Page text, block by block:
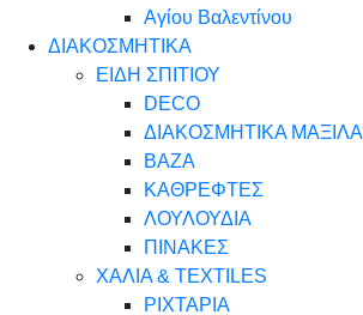
Αγίου Βαλεντίνου
ΔΙΑΚΟΣΜΗΤΙΚΑ
ΕΙΔΗ ΣΠΙΤΙΟΥ
DECO
ΔΙΑΚΟΣΜΗΤΙΚΑ
ΒΑΖΑ
ΚΑΘΡΕΦΤΕΣ
ΛΟΥΛΟΥΔΙΑ
ΠΙΝΑΚΕΣ
ΧΑΛΙΑ & TEXTILES
ΡΙΧΤΑΡΙΑ